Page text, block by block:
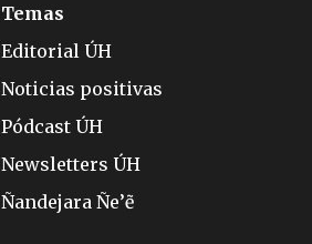
Temas
Editorial ÚH
Noticias positivas
Pódcast ÚH
Newsletters ÚH
Ñandejara Ñe’ẽ